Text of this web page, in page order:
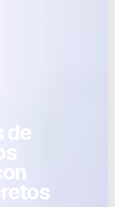
de